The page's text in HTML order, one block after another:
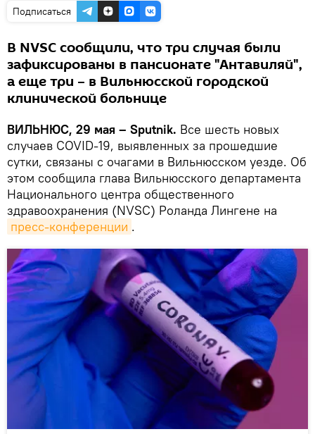
Подписаться
В NVSC сообщили, что три случая были
зафиксированы в пансионате "Антавиляй",
а еще три – в Вильнюсской городской
клинической больнице
ВИЛЬНЮС, 29 мая – Sputnik. Все шесть новых
случаев COVID-19, выявленных за прошедшие
сутки, связаны с очагами в Вильнюсском уезде. Об
этом сообщила глава Вильнюсского департамента
Национального центра общественного
здравоохранения (NVSC) Роланда Лингене на
пресс-конференции .